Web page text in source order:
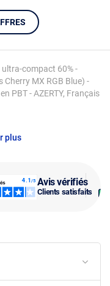
Avis vérifiés
Clients satisfaits
plus
compact 60% -
MX RGB Blue) -
PBT - AZERTY, Français